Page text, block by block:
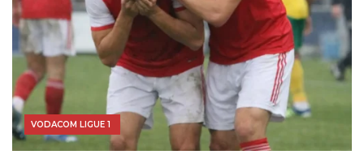
COUPE DU MONDE
VODACOM LIGUE 1